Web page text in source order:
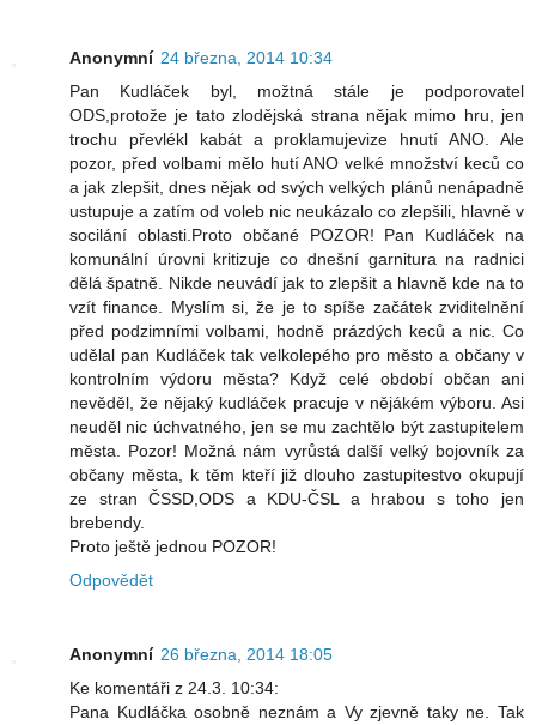
Anonymní 24 března, 2014 10:34
Pan Kudláček byl, možtná stále je podporovatel
ODS,protože je tato zlodějská strana nějak mimo hru, jen
trochu převlékl kabát a proklamujevize hnutí ANO. Ale
pozor, před volbami mělo hutí ANO velké množství keců co
a jak zlepšit, dnes nějak od svých velkých plánů nenápadně
ustupuje a zatím od voleb nic neukázalo co zlepšili, hlavně v
socilání oblasti.Proto občané POZOR! Pan Kudláček na
komunální úrovni kritizuje co dnešní garnitura na radnici
dělá špatně. Nikde neuvádí jak to zlepšit a hlavně kde na to
vzít finance. Myslím si, že je to spíše začátek zviditelnění
před podzimními volbami, hodně prázdých keců a nic. Co
udělal pan Kudláček tak velkolepého pro město a občany v
kontrolním výdoru města? Když celé období občan ani
nevěděl, že nějaký kudláček pracuje v nějákém výboru. Asi
neuděl nic úchvatného, jen se mu zachtělo být zastupitelem
města. Pozor! Možná nám vyrůstá další velký bojovník za
občany města, k těm kteří již dlouho zastupitestvo okupují
ze stran ČSSD,ODS a KDU-ČSL a hrabou s toho jen
brebendy.
Proto ještě jednou POZOR!
Odpovědět
Anonymní 26 března, 2014 18:05
Ke komentáři z 24.3. 10:34:
Pana Kudláčka osobně neznám a Vy zjevně taky ne. Tak